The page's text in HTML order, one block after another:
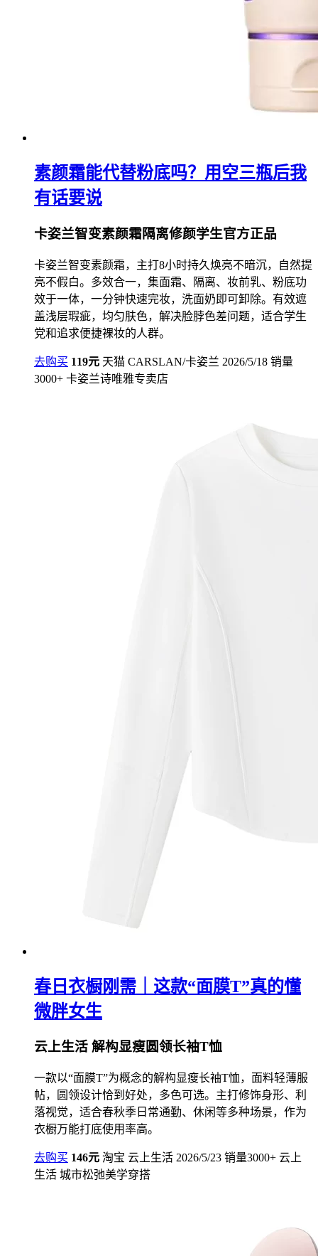
素颜霜能代替粉底吗？用空三瓶后我
有话要说
卡姿兰智变素颜霜隔离修颜学生官方正品
卡姿兰智变素颜霜，主打8小时持久焕亮不暗沉，自然提
亮不假白。多效合一，集面霜、隔离、妆前乳、粉底功
效于一体，一分钟快速完妆，洗面奶即可卸除。有效遮
盖浅层瑕疵，均匀肤色，解决脸脖色差问题，适合学生
党和追求便捷裸妆的人群。
去购买 119元 天猫 CARSLAN/卡姿兰 2026/5/18 销量
3000+ 卡姿兰诗唯雅专卖店
春日衣橱刚需｜这款“面膜T”真的懂
微胖女生
云上生活 解构显瘦圆领长袖T恤
一款以“面膜T”为概念的解构显瘦长袖T恤，面料轻薄服
帖，圆领设计恰到好处，多色可选。主打修饰身形、利
落视觉，适合春秋季日常通勤、休闲等多种场景，作为
衣橱万能打底使用率高。
去购买 146元 淘宝 云上生活 2026/5/23 销量3000+ 云上
生活 城市松弛美学穿搭